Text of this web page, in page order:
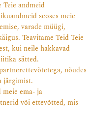
andmeid
seoses meie
varade müügi,
Teavitame Teid Teie
kui neile hakkavad
sätted.
nõudes
järgimist.
ema- ja
või ettevõtted, mis